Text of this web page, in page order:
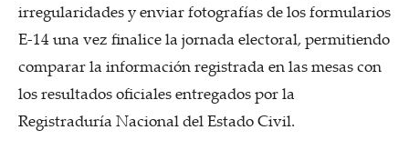
irregularidades y enviar fotografías de los formularios
E-14 una vez finalice la jornada electoral, permitiendo
comparar la información registrada en las mesas con
los resultados oficiales entregados por la
Registraduría Nacional del Estado Civil.